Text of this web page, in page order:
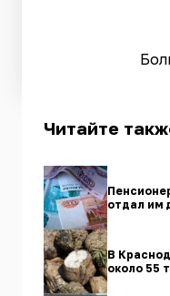
Читайте
отдал им
В
около 55